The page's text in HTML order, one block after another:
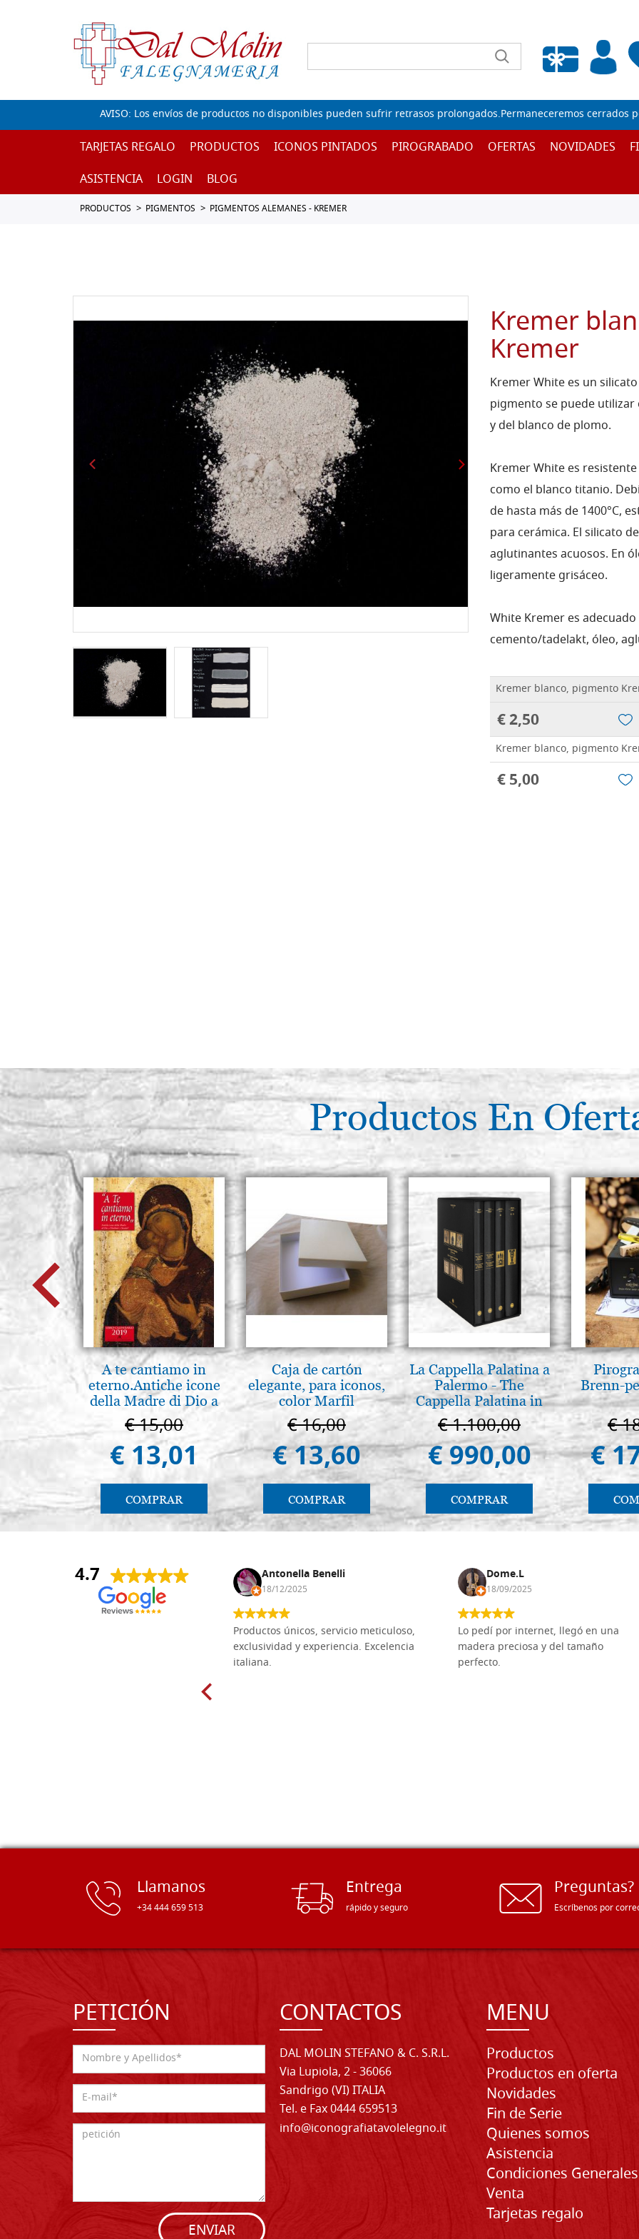
Lista de deseos vacía
AVISO: Los envíos de productos no disponibles pueden sufrir retrasos prolongados.Permaneceremos cerrados
TARJETAS REGALO PRODUCTOS ICONOS PINTADOS PIROGRABADO OFERTAS NOVIDADES
ASISTENCIA
LOGIN BLOG
PRODUCTOS PIGMENTOS PIGMENTOS ALEMANES - KREMER
Kremer
Kremer
Kremer White es un
pigmento se puede
y del blanco de plomo.
Kremer White es
como el blanco titanio.
de hasta más de 1400°C,
para cerámica. El silicato
aglutinantes acuosos. En
ligeramente grisáceo.
White Kremer es
cemento/tadelakt, óleo,
Kremer blanco, pigmento
€ 2,50
Kremer blanco, pigmento
€ 5,00
Productos En
A te cantiamo in
eterno.Antiche icone
della Madre di Dio a
Vladimir e Suzdal
(libro-cal. 2019)
€ 15,00
€ 13,01
COMPRAR
Caja de cartón
elegante, para iconos,
color Marfil
€ 16,00
€ 13,60
COMPRAR
La Cappella Palatina a
Palermo - The
Cappella Palatina in
Palermo
€ 1.100,00
€ 990,00
COMPRAR
Brenn-
€
€
4.7
Anna Maria Negri Antonella Benelli
18/12/2025
Productos únicos, servicio meticuloso,
exclusividad y experiencia. Excelencia
italiana.
Dome.L
18/09/2025
Lo pedí por internet, llegó en una
madera preciosa y del tamaño
perfecto.
Llamanos
+34 444 659 513
Entrega
rápido y seguro
Preguntas?
Escríbenos por
PETICIÓN
ENVIAR
CONTACTOS
DAL MOLIN STEFANO & C. S.R.L.
Via Lupiola, 2 - 36066
Sandrigo (VI) ITALIA
Tel. e Fax 0444 659513
info@iconografiatavolelegno.it
MENU
Productos
Productos en oferta
Novidades
Fin de Serie
Quienes somos
Asistencia
Condiciones
Venta
Tarjetas regalo